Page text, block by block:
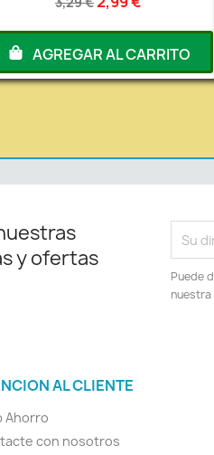
AGREGAR AL CARRITO
y ofertas
Puede
nuestra
AL CLIENTE
Ahorro
con nosotros